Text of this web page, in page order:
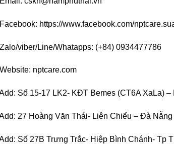
https://www.facebook.com/
viber/Line/Whatapps: (+84) 0934477786
nptcare.com
Số 15-17 LK2- KĐT Bemes (CT6A XaLa)
27 Hoàng Văn Thái- Liên Chiểu – Đà Nẵng
Số 27B Trưng Trắc- Hiệp Bình Chánh- Tp